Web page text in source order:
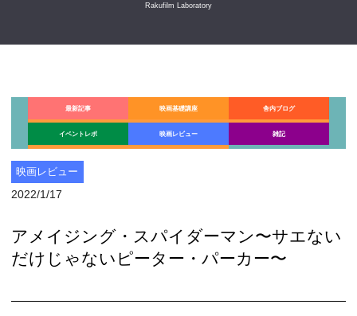
Rakufilm Laboratory
最新記事 映画基礎講座 舎内ブログ
イベントレポ 映画レビュー 雑記
映画レビュー
2022/1/17
アメイジング・スパイダーマン〜サエない
だけじゃないピーター・パーカー〜